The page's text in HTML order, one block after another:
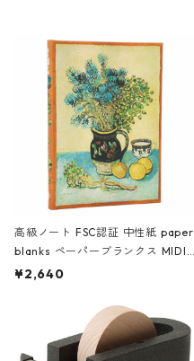
高級ノート FSC認証 中性紙 paper
blanks ペーパーブランクス MIDI
ハードカバー 罫線 ヴァン・ゴッホ
¥2,640